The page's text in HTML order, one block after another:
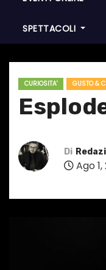
SPETTACOLI
CURIOSITA' GUSTO &
Di
Ago